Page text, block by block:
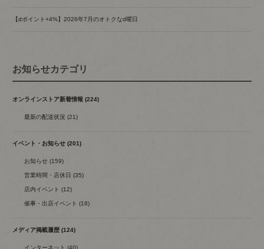
【dポイント+4%】2026年7月のオトクなd曜日
お知らせカテゴリ
オンラインストア新着情報 (224)
最新の配送状況 (21)
イベント・お知らせ (201)
お知らせ (159)
営業時間・店休日 (35)
店内イベント (12)
催事・出店イベント (18)
メディア掲載履歴 (124)
インターネット (40)